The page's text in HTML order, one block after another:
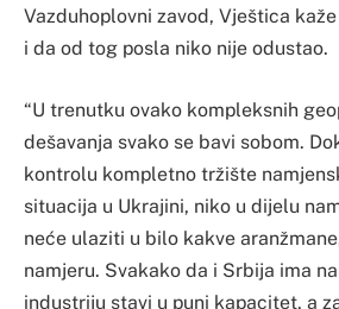
Vazduhoplovni zavod, Vještica
i da od tog posla niko nije odustao.
“U trenutku ovako kompleksnih
dešavanja svako se bavi sobom.
kontrolu kompletno tržište
situacija u Ukrajini, niko u dijelu
neće ulaziti u bilo kakve
namjeru. Svakako da i Srbija ima
industriju stavi u puni kapacitet, a